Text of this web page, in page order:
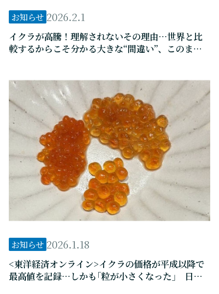
お知らせ 2026.2.1
イクラが高騰！理解されないその理由…世界と比
較するからこそ分かる大きな“間違い”、このまま
お知らせ 2026.1.18
<東洋経済オンライン>イクラの価格が平成以降で
最高値を記録…しかも｢粒が小さくなった｣ 日本